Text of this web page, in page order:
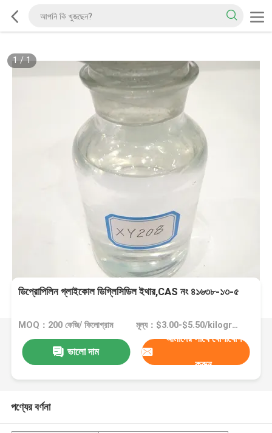
1/1
ডিপ্রোপিলিন গ্লাইকোল ডিগ্লিসিডিল ইথার,CAS নং ৪১৬৩৮-১৩-৫
MOQ：200 কেজি/ কিলোগ্রাম মূল্য：$3.00-$5.50/kilograms
ভালো দাম
আমাদের সাথে যোগাযোগ
করুন
পণ্যের বর্ণনা